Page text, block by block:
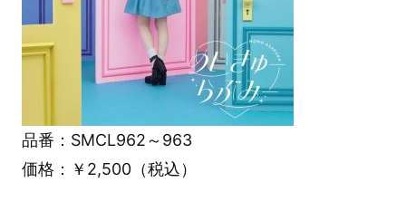
品番：SMCL962～963
価格：￥2,500（税込）